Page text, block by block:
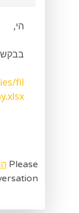
הי,
fil
Please